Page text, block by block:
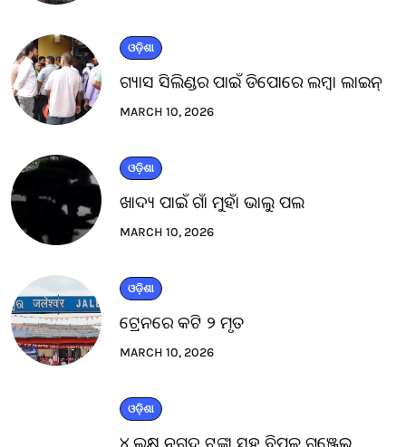
ଓଡ଼ିଶା
ଗ୍ୟାସ ସିଲିଣ୍ଡର ପାଇଁ ଡିପୋରେ ଲମ୍ବା ଲାଇନ୍
MARCH 10, 2026
ଓଡ଼ିଶା
ଖାଦ୍ୟ ପାଇଁ ଗାଁ ମୁହାଁ ଭାଲୁ ପଲ
MARCH 10, 2026
ଓଡ଼ିଶା
ଟ୍ରେନରେ କଟି ୨ ମୃତ
MARCH 10, 2026
ଓଡ଼ିଶା